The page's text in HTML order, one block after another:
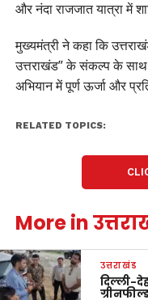
और नंदा राजजात यात्रा में
मुख्यमंत्री ने कहा कि
उत्तराखंड” के संकल्प के साथ
अभियान में पूर्ण ऊर्जा और
RELATED TOPICS:
More in
उत्तराखंड
दिल्ली-